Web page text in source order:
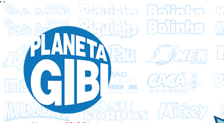
' '